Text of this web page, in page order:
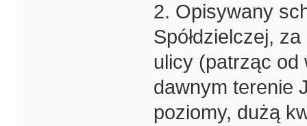
2. Opisywany
Spółdzielczej,
ulicy (patrząc od
dawnym terenie
poziomy, dużą